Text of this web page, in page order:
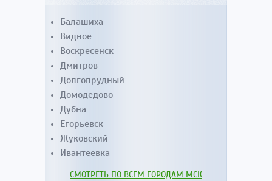
Балашиха
Видное
Воскресенск
Дмитров
Долгопрудный
Домодедово
Дубна
Егорьевск
Жуковский
Ивантеевка
СМОТРЕТЬ ПО ВСЕМ ГОРОДАМ МСК